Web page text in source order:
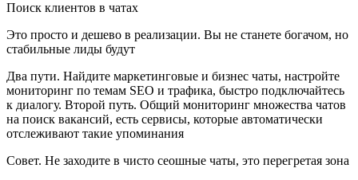
Поиск клиентов в чатах
Это просто и дешево в реализации. Вы не станете богачом, но
стабильные лиды будут
Два пути. Найдите маркетинговые и бизнес чаты, настройте
мониторинг по темам SEO и трафика, быстро подключайтесь
к диалогу. Второй путь. Общий мониторинг множества чатов
на поиск вакансий, есть сервисы, которые автоматически
отслеживают такие упоминания
Совет. Не заходите в чисто сеошные чаты, это перегретая зона